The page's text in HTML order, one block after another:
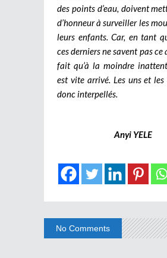
des points d’eau, doivent
d’honneur à surveiller les
leurs enfants. Car, en tant
ces derniers ne savent pas ce
fait qu’à la moindre
est vite arrivé. Les uns et
donc interpellés.
Anyi YELE
No Comments